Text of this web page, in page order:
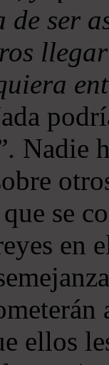
ser
Nadie
se
en
ellos